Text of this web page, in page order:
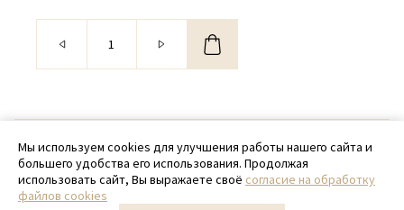
© 2020 - 2026 SamPack
+ 7 (918) 699-97-87
zakaz@sampack.store
Мы используем cookies для улучшения работы нашего сайта и
большего удобства его использования. Продолжая
использовать сайт, Вы выражаете своё согласие на обработку
файлов cookies